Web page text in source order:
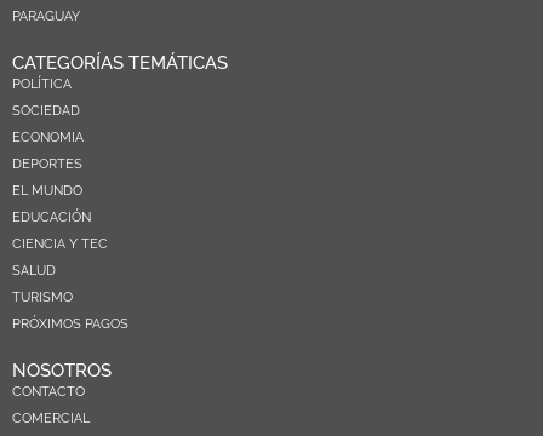
PARAGUAY
CATEGORÍAS TEMÁTICAS
POLÍTICA
SOCIEDAD
ECONOMIA
DEPORTES
EL MUNDO
EDUCACIÓN
CIENCIA Y TEC
SALUD
TURISMO
PRÓXIMOS PAGOS
NOSOTROS
CONTACTO
COMERCIAL